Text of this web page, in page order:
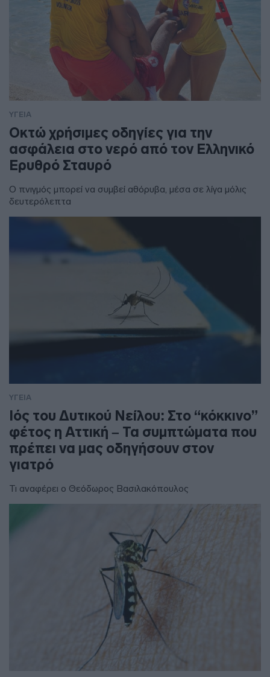
ΥΓΕΙΑ
Οκτώ χρήσιμες οδηγίες για την
ασφάλεια στο νερό από τον Ελληνικό
Ερυθρό Σταυρό
Ο πνιγμός μπορεί να συμβεί αθόρυβα, μέσα σε λίγα μόλις
δευτερόλεπτα
ΥΓΕΙΑ
Ιός του Δυτικού Νείλου: Στο “κόκκινο”
φέτος η Αττική – Τα συμπτώματα που
πρέπει να μας οδηγήσουν στον
γιατρό
Τι αναφέρει ο Θεόδωρος Βασιλακόπουλος